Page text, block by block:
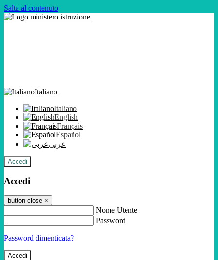
Salta al contenuto
Italiano
Italiano
English
Français
Español
عربى
Accedi
Accedi
button close ×
Nome Utente
Password
Password dimenticata?